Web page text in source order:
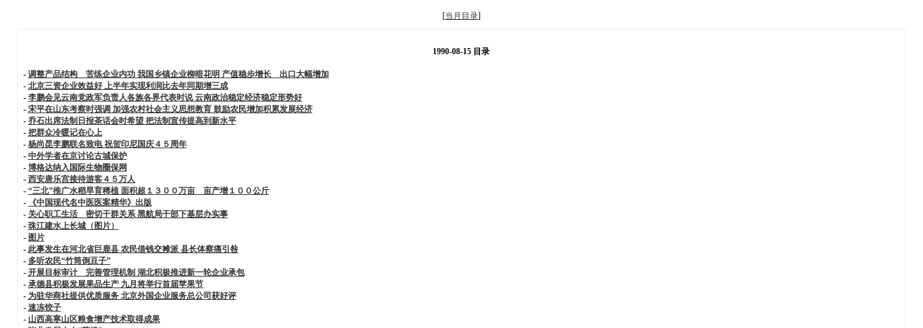
[当月目录]
1990-08-15 目录
- 调整产品结构 苦练企业内功 我国乡镇企业柳暗花明 产值稳步增长 出口大幅增加
- 北京三资企业效益好 上半年实现利润比去年同期增三成
- 李鹏会见云南党政军负责人各族各界代表时说 云南政治稳定经济稳定形势好
- 宋平在山东考察时强调 加强农村社会主义思想教育 鼓励农民增加积累发展经济
- 乔石出席法制日报茶话会时希望 把法制宣传提高到新水平
- 把群众冷暖记在心上
- 杨尚昆李鹏联名致电 祝贺印尼国庆４５周年
- 中外学者在京讨论古城保护
- 博格达纳入国际生物圈保网
- 西安唐乐宫接待游客４５万人
- “三北”推广水稻旱育稀植 面积超１３００万亩 亩产增１００公斤
-
《中国现代名中医医案精华》出版
- 关心职工生活 密切干群关系 黑航局干部下基层办实事
- 珠江建水上长城（图片）
- 图片
- 此事发生在河北省巨鹿县 农民借钱交摊派 县长体察痛引咎
- 多听农民“竹筒倒豆子”
- 开展目标审计 完善管理机制 湖北积极推进新一轮企业承包
- 承德县积极发展果品生产 九月将举行首届苹果节
- 为驻华商社提供优质服务 北京外国企业服务总公司获好评
- 速冻饺子
- 山西高寒山区粮食增产技术取得成果